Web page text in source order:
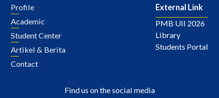
Profile
Academic
Student Center
Artikel & Berita
Contact
External Link
PMB UII 2026
Library
Students Portal
Find us on the social media